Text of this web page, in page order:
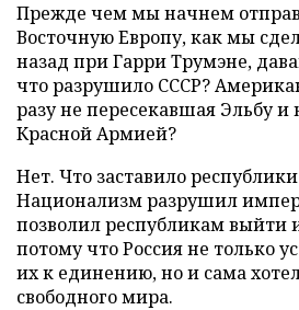
Прежде чем мы начнем
Восточную Европу, как мы
назад при Гарри Трумэне,
что разрушило СССР?
разу не пересекавшая Эльбу и
Красной Армией?
Нет. Что заставило
Национализм разрушил
позволил республикам выйти
потому что Россия не только
их к единению, но и сама
свободного мира.